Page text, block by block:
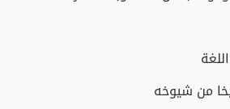
من شيوخه